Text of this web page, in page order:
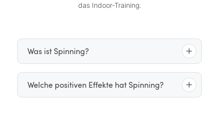
das Indoor-Training.
Was ist Spinning?
Spinning ist einstrukturiertes Indoor-Cycling-
Programm, das auf stationären Fahrrädern
Welche positiven Effekte hat Spinning?